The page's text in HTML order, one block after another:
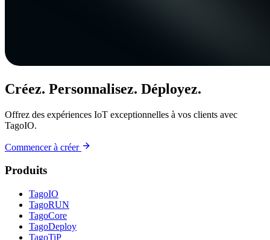
Créez. Personnalisez. Déployez.
Offrez des expériences IoT exceptionnelles à vos clients avec
TagoIO.
Commencer à créer
Produits
TagoIO
TagoRUN
TagoCore
TagoDeploy
TagoTiP